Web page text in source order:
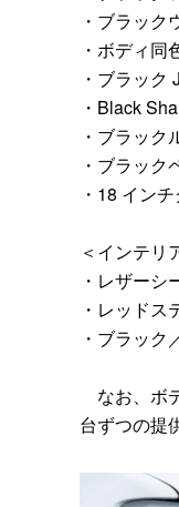
・ブラッ
・ボディ
・ブラッ
・Black
・ブラック
・ブラック
・18 イン
＜インテリ
・レザーシ
・レッド
・ブラック
なお、ボ
台ずつの提